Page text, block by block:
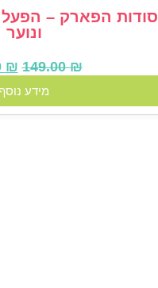
סודות הפארק –
ונוער
149.00₪
₪
מידע נוסף